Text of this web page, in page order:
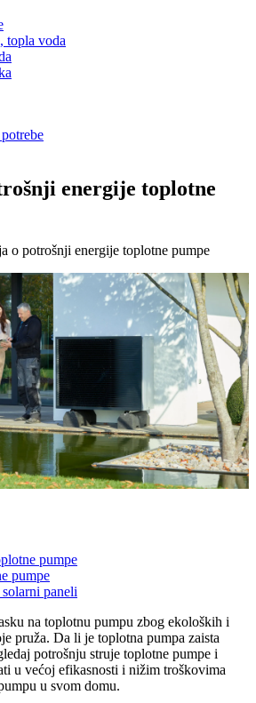
topla voda
energije toplotne
o potrošnji energije toplotne pumpe
pumpe
pumpe
paneli
na toplotnu pumpu zbog ekoloških i
pruža. Da li je toplotna pumpa zaista
potrošnju struje toplotne pumpe i
u većoj efikasnosti i nižim troškovima
u svom domu.